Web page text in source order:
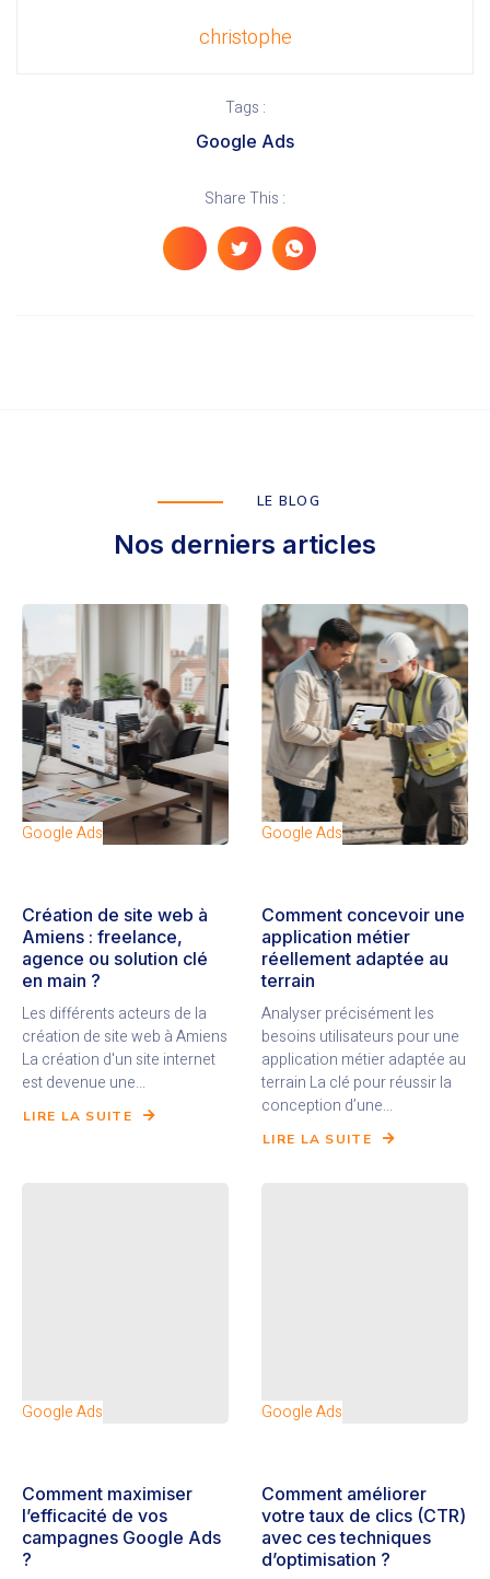
christophe
Tags :
Google Ads
Share This :
LE BLOG
Nos derniers articles
Google Ads
Création de site web à
Amiens : freelance,
agence ou solution clé
en main ?
Les différents acteurs de la
création de site web à Amiens
La création d'un site internet
est devenue une...
LIRE LA SUITE
Google Ads
Comment concevoir une
application métier
réellement adaptée au
terrain
Analyser précisément les
besoins utilisateurs pour une
application métier adaptée au
terrain La clé pour réussir la
conception d’une...
LIRE LA SUITE
Google Ads
Comment maximiser
l’efficacité de vos
campagnes Google Ads
?
Google Ads
Comment améliorer
votre taux de clics (CTR)
avec ces techniques
d’optimisation ?